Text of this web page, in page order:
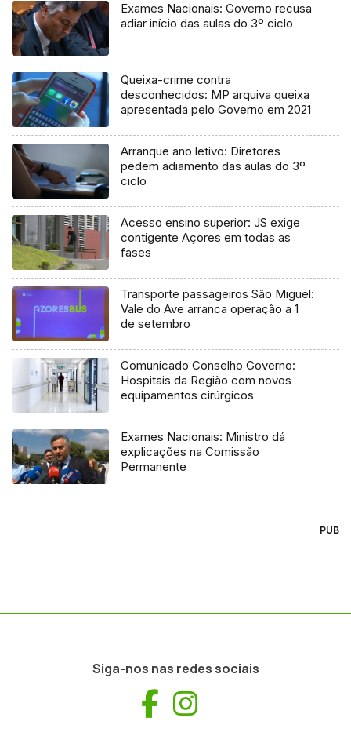
Exames Nacionais: Governo recusa
adiar início das aulas do 3º ciclo
Queixa-crime contra
desconhecidos: MP arquiva queixa
apresentada pelo Governo em 2021
Arranque ano letivo: Diretores
pedem adiamento das aulas do 3º
ciclo
Acesso ensino superior: JS exige
contigente Açores em todas as
fases
Transporte passageiros São Miguel:
Vale do Ave arranca operação a 1
de setembro
Comunicado Conselho Governo:
Hospitais da Região com novos
equipamentos cirúrgicos
Exames Nacionais: Ministro dá
explicações na Comissão
Permanente
PUB
Siga-nos nas redes sociais
Facebook